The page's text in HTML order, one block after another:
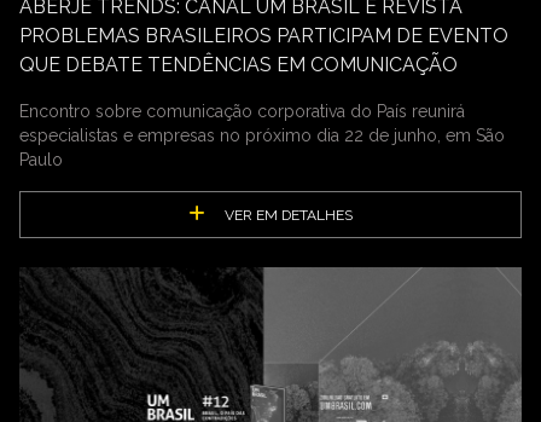
ABERJE TRENDS: CANAL UM BRASIL E REVISTA
PROBLEMAS BRASILEIROS PARTICIPAM DE EVENTO
QUE DEBATE TENDÊNCIAS EM COMUNICAÇÃO
Encontro sobre comunicação corporativa do País reunirá
especialistas e empresas no próximo dia 22 de junho, em São
Paulo
VER EM DETALHES